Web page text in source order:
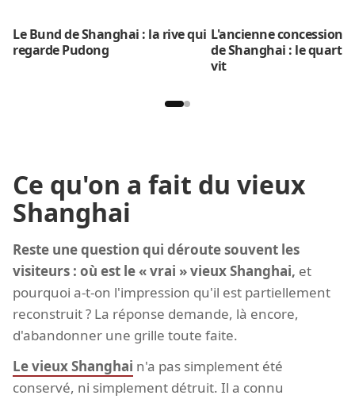
Le Bund de Shanghai : la rive qui
regarde Pudong
L'ancienne concession
de Shanghai : le
vit
Ce qu'on a fait du vieux
Shanghai
Reste une question qui déroute souvent les
visiteurs : où est le « vrai » vieux Shanghai, et
pourquoi a-t-on l'impression qu'il est partiellement
reconstruit ? La réponse demande, là encore,
d'abandonner une grille toute faite.
Le vieux Shanghai n'a pas simplement été
conservé, ni simplement détruit. Il a connu